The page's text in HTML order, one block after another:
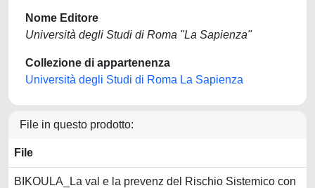
Nome Editore
Università degli Studi di Roma "La Sapienza"
Collezione di appartenenza
Università degli Studi di Roma La Sapienza
File in questo prodotto:
File
BIKOULA_La val e la prevenz del Rischio Sistemico con